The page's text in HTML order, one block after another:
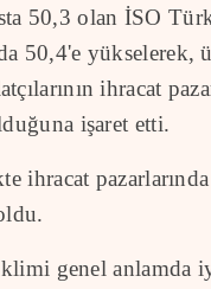
50,3 olan İSO
50,4'e yükselerek,
ihracat
işaret etti.
ihracat
genel anlamda